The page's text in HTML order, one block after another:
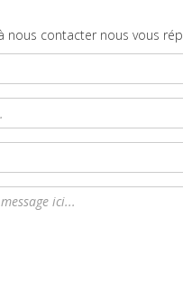
nous contacter nous vous